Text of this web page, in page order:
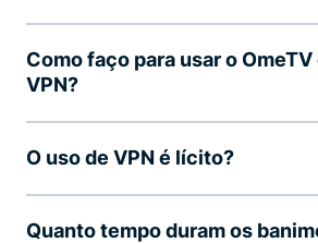
Como faço para usar o
VPN?
O uso de VPN é lícito?
Quanto tempo duram os